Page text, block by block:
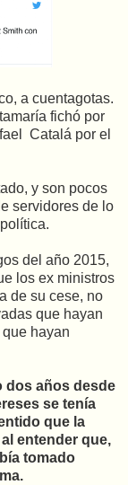
a cuentagotas.
fichó por
Catalá por el
y son pocos
servidores de lo
del año 2015,
los ex ministros
de su cese, no
que hayan
hayan
dos años desde
se tenía
que la
entender que,
tomado